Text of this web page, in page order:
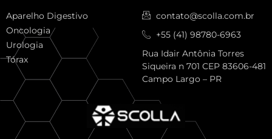
Aparelho Digestivo
Oncologia
Urologia
Tórax
contato@scolla.com.br
+55 (41) 98780-6963
Rua Idair Antônia Torres
Siqueira n 701 CEP 83606-481
Campo Largo – PR